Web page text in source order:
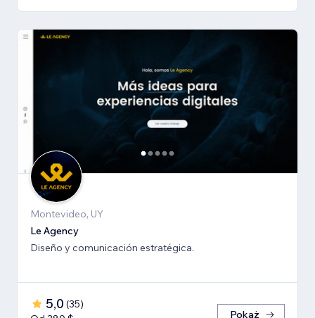
Montevideo, UY
Le Agency
Diseño y comunicación estratégica.
5,0 (35)
Pokaż